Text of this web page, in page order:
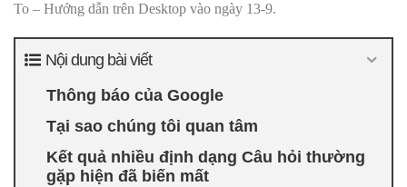
To – Hướng dẫn trên Desktop vào ngày 13-9.
Nội dung bài viết
Thông báo của Google
Tại sao chúng tôi quan tâm
Kết quả nhiều định dạng Câu hỏi thường
gặp hiện đã biến mất